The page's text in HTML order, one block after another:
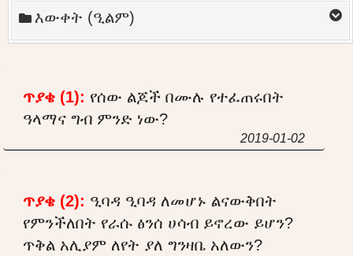
እውቀት (ዒልም)
ጥያቄ (1): የሰው ልጆች በሙሉ የተፈጠሩበት
ዓላማና ግብ ምንድ ነው?
2019-01-02
ጥያቄ (2): ዒባዳ ዒባዳ ለመሆኑ ልናውቅበት
የምንችለበት የራሱ ፅንሰ ሀሳብ ይኖረው ይሆን?
ጥቅል አሊያም ለየት ያለ ግንዛቤ አለውን?